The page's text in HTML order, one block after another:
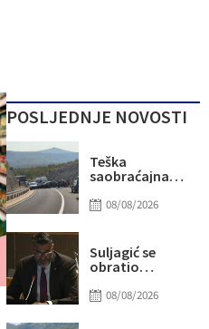
POSLJEDNJE NOVOSTI
Teška
saobraćajna
Stoca: Više
saobraćaj
potpuno
obustavljen
08/08/2026
Suljagić se
obratio
senatorima i
08/08/2026